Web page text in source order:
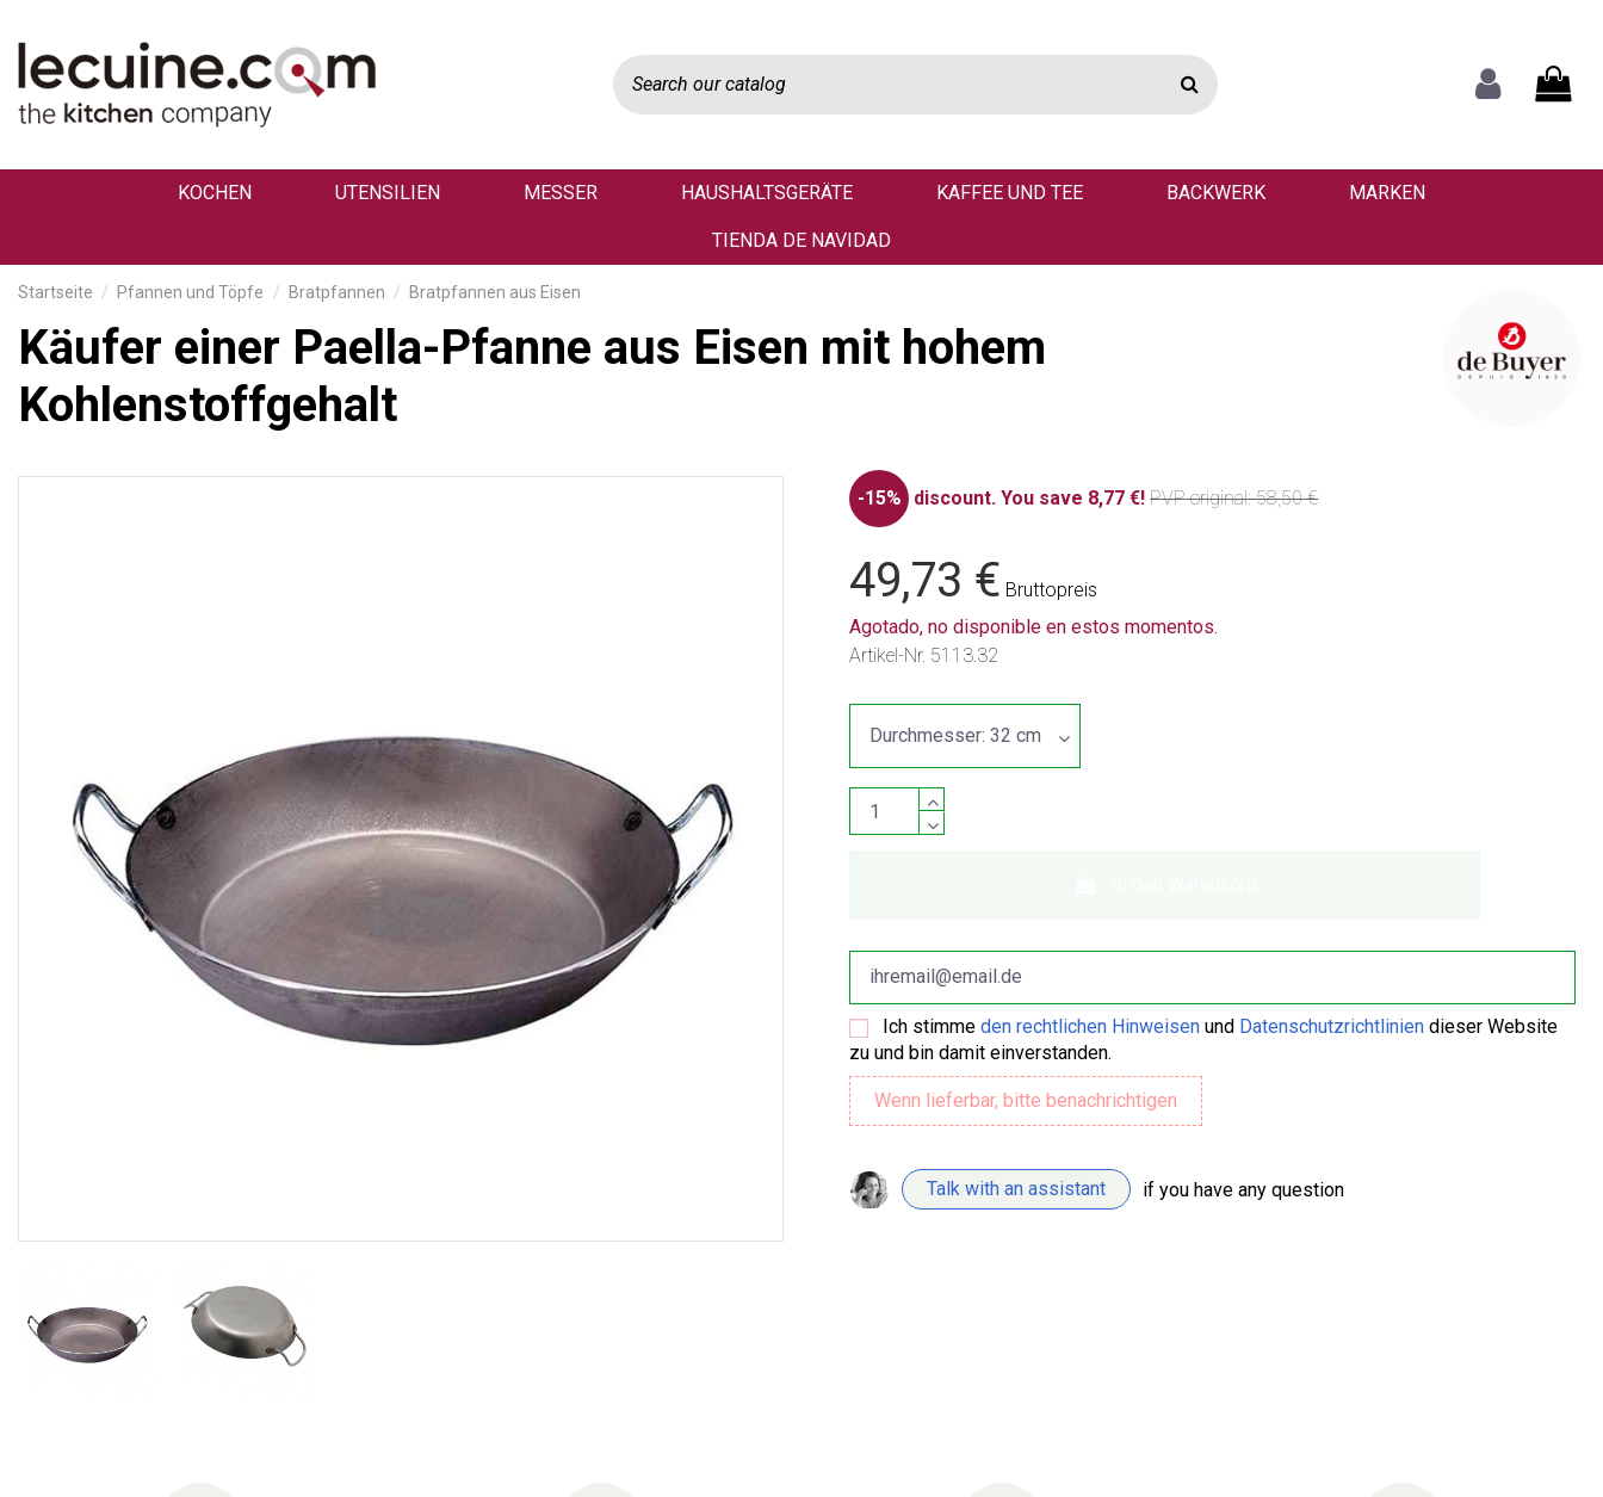
KOCHEN UTENSILIEN MESSER HAUSHALTSGERÄTE KAFFEE UND TEE BACKWERK MARKEN
TIENDA DE NAVIDAD
Startseite Pfannen und Töpfe Bratpfannen Bratpfannen aus Eisen
Käufer einer Paella-Pfanne aus Eisen mit hohem
Kohlenstoffgehalt
-15% discount.You save 8,77 €! PVPoriginal: 58,50 €
49,73 € Bruttopreis
Agotado, no disponible en estos momentos.
Artikel-Nr. 5113.32
Ich stimmeden rechtlichen Hinweisen und Datenschutzrichtlinien dieser Website
zu und bin damit einverstanden.
Talk with an assistant if you have any question